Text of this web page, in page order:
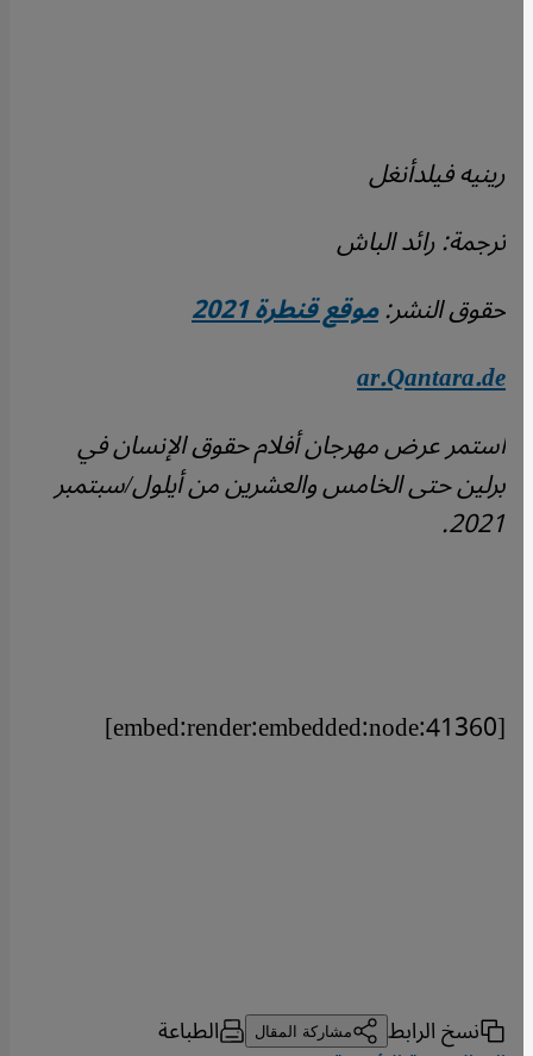
رينيه فيلدأنغل
ترجمة: رائد الباش
حقوق النشر:موقع قنطرة 2021
ar.Qantara.de
استمر عرض مهرجان أفلام حقوق الإنسان في
برلين حتى الخامس والعشرين من أيلول/سبتمبر
2021.
[embed:render:embedded:node:41360]
نسخ الرابط مشاركة المقال الطباعة